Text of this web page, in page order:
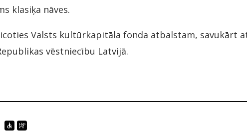
klasiķa nāves.
Valsts kultūrkapitāla fonda atbalstam, savukārt
vēstniecību Latvijā.